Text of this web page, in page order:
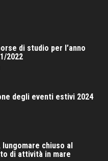
di studio per l’anno
2022
degli eventi estivi 2024
chiuso al
di attività in mare